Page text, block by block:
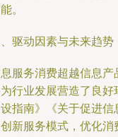
。
驱动因素与未来趋势
服务消费超越信息
行业发展营造了良
指南》《关于促进
新服务模式，优化